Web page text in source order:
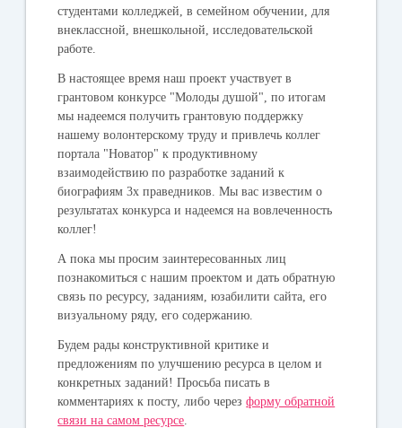
студентами колледжей, в семейном обучении, для
внеклассной, внешкольной, исследовательской
работе.
В настоящее время наш проект участвует в
грантовом конкурсе "Молоды душой", по итогам
мы надеемся получить грантовую поддержку
нашему волонтерскому труду и привлечь коллег
портала "Новатор" к продуктивному
взаимодействию по разработке заданий к
биографиям 3х праведников. Мы вас известим о
результатах конкурса и надеемся на вовлеченность
коллег!
А пока мы просим заинтересованных лиц
познакомиться с нашим проектом и дать обратную
связь по ресурсу, заданиям, юзабилити сайта, его
визуальному ряду, его содержанию.
Будем рады конструктивной критике и
предложениям по улучшению ресурса в целом и
конкретных заданий! Просьба писать в
комментариях к посту, либо черезформу обратной
связи на самом ресурсе